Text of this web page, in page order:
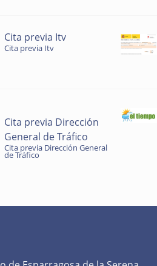
Cita previa Itv
Cita previa Itv
Cita previa Dirección
General de Tráfico
Cita previa Dirección General
de Tráfico